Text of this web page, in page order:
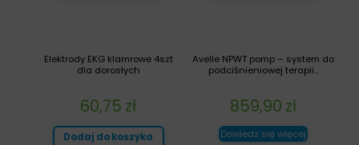
Avelle NPWT pomp – system do
podciśnieniowej terapii...
859,90 zł
Dowiedz się więcej
Elektrody EKG klamrowe 4szt
dla dorosłych
60,75 zł
Dodaj do koszyka